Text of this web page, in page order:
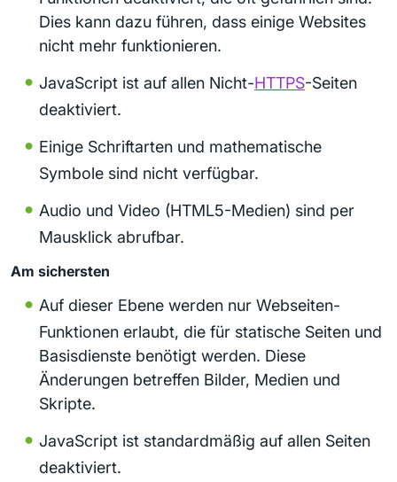
Dies kann dazu führen, dass einige Websites
nicht mehr funktionieren.
JavaScript ist auf allen Nicht-HTTPS-Seiten
deaktiviert.
Einige Schriftarten und mathematische
Symbole sind nicht verfügbar.
Audio und Video (HTML5-Medien) sind per
Mausklick abrufbar.
Am sichersten
Auf dieser Ebene werden nur Webseiten-
Funktionen erlaubt, die für statische Seiten und
Basisdienste benötigt werden. Diese
Änderungen betreffen Bilder, Medien und
Skripte.
JavaScript ist standardmäßig auf allen Seiten
deaktiviert.